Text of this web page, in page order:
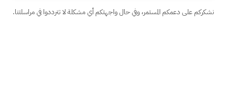
نشكركم على دعمكم المستمر، وفي حال واجهتكم أي مشكلة لا تترددوا في مراسلتنا.